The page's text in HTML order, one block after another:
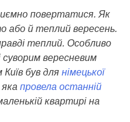
повертатися. Як
або й теплий вересень.
теплий. Особливо
суворим вересневим
був для німецької
яка провела останній
квартирі на